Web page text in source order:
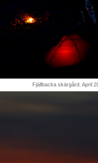
Fjällbacka skärgård. April